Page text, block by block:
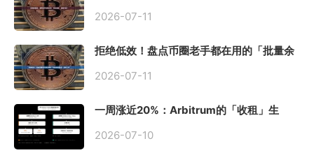
2026-07-11
拒绝低效！盘点币圈老手都在用的「批量余
2026-07-11
一周涨近20%：Arbitrum的「收租」生
2026-07-10